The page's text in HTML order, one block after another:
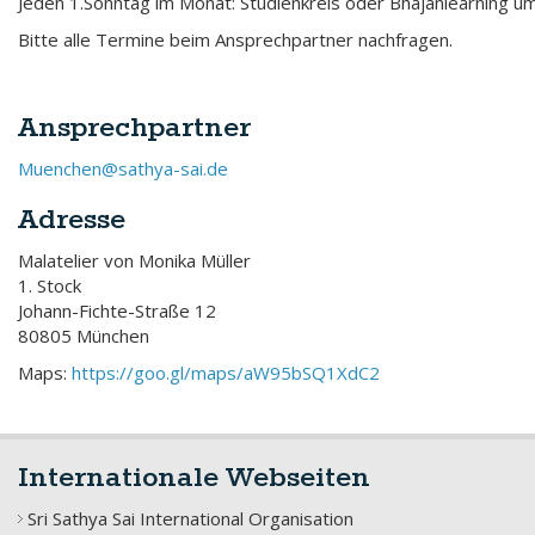
Bitte alle Termine beim Ansprechpartner nachfragen.
Ansprechpartner
Muenchen@sathya-sai.de
Adresse
Malatelier von Monika Müller
1. Stock
Johann-Fichte-Straße 12
80805 München
Maps: https://goo.gl/maps/aW95bSQ1XdC2
Internationale Webseiten
Sri Sathya Sai International Organisation